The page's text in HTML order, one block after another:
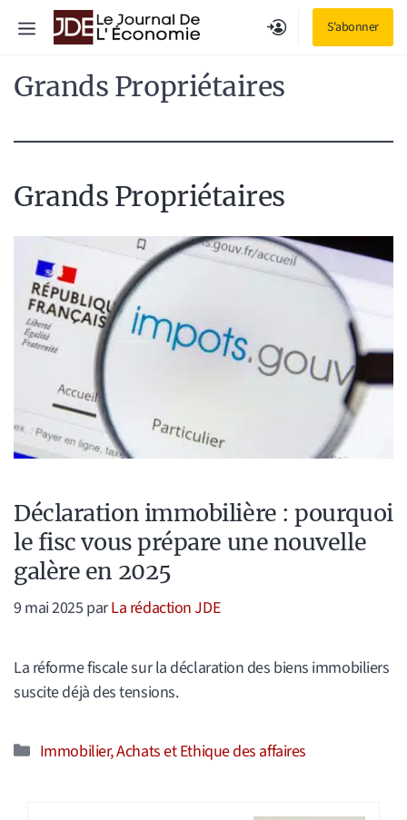
S'abonner
Menu
Grands Propriétaires
Grands Propriétaires
Déclaration immobilière : pourquoi
le fisc vous prépare une nouvelle
galère en 2025
9 mai 2025 parLa rédaction JDE
La réforme fiscale sur la déclaration des biens immobiliers
suscite déjà des tensions.
Catégories
Immobilier, Achats et Ethique des affaires